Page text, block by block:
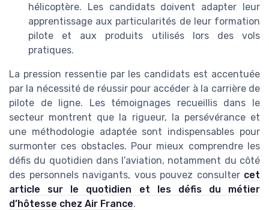
hélicoptère. Les candidats doivent adapter leur
apprentissage aux particularités de leur formation
pilote et aux produits utilisés lors des vols
pratiques.
La pression ressentie par les candidats est accentuée
par la nécessité de réussir pour accéder à la carrière de
pilote de ligne. Les témoignages recueillis dans le
secteur montrent que la rigueur, la persévérance et
une méthodologie adaptée sont indispensables pour
surmonter ces obstacles. Pour mieux comprendre les
défis du quotidien dans l’aviation, notamment du côté
des personnels navigants, vous pouvez consulter cet
article sur le quotidien et les défis du métier
d’hôtesse chez Air France.